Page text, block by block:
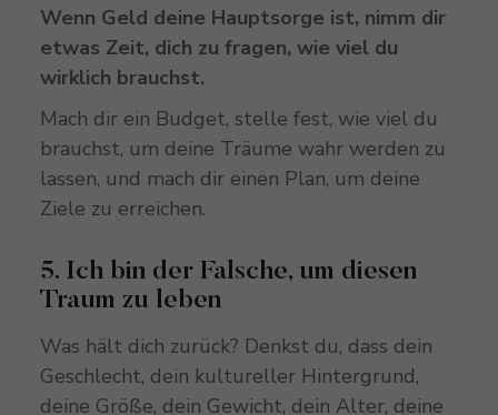
Wenn Geld deine Hauptsorge ist, nimm dir
etwas Zeit, dich zu fragen, wie viel du
wirklich brauchst.
Mach dir ein Budget, stelle fest, wie viel du
brauchst, um deine Träume wahr werden zu
lassen, und mach dir einen Plan, um deine
Ziele zu erreichen.
5. Ich bin der Falsche, um diesen
Traum zu leben
Was hält dich zurück? Denkst du, dass dein
Geschlecht, dein kultureller Hintergrund,
deine Größe, dein Gewicht, dein Alter, deine